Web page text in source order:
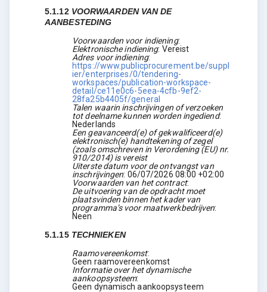
5.1.12 VOORWAARDEN VAN DE
AANBESTEDING
Voorwaarden voor indiening:
Elektronische indiening: Vereist
Adres voor indiening:
https://www.publicprocurement.be/suppl
ier/enterprises/0/tendering-
workspaces/publication-workspace-
detail/ce11e0c6-5eea-4cfb-9ef2-
28fa25b4405f/general
Talen waarin inschrijvingen of verzoeken
tot deelname kunnen worden ingediend:
Nederlands
Een geavanceerd(e) of gekwalificeerd(e)
elektronisch(e) handtekening of zegel
(zoals omschreven in Verordening (EU) nr.
910/2014) is vereist
Uiterste datum voor de ontvangst van
inschrijvingen: 06/07/2026 08:00 +02:00
Voorwaarden van het contract:
De uitvoering van de opdracht moet
plaatsvinden binnen het kader van
programma’s voor maatwerkbedrijven:
Neen
5.1.15 TECHNIEKEN
Raamovereenkomst:
Geen raamovereenkomst
Informatie over het dynamische
aankoopsysteem:
Geen dynamisch aankoopsysteem